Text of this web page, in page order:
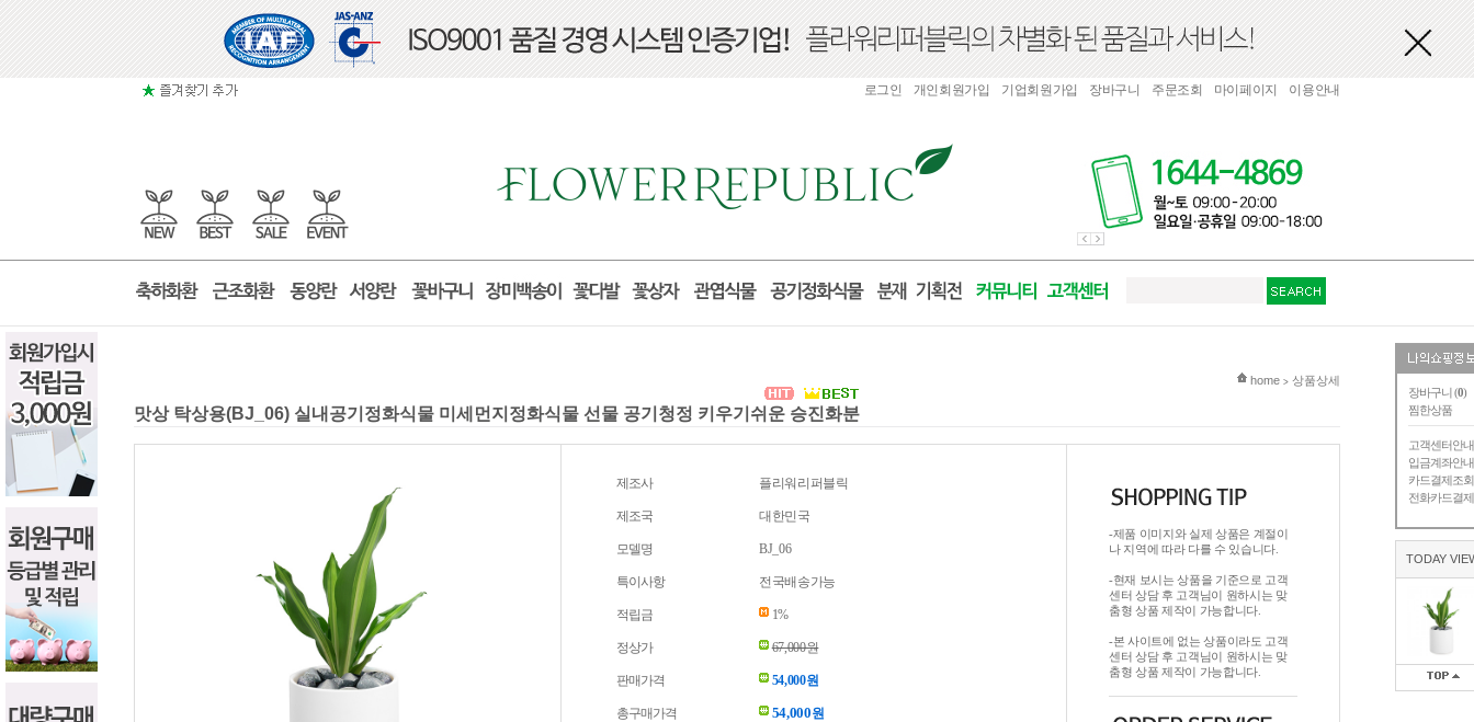
장바구니 (0)
찜한상품
고객센터안내
입금계좌안내
카드결제조회
전화카드결제
TODAY
로그인 개인회원가입 기업회원가입 장바구니 주문조회 마이페이지 이용안내
현재 위치
home > 상품상세
맛상 탁상용(BJ_06) 실내공기정화식물 미세먼지정화식물 선물 공기청정 키우기쉬운 승진화분
제조사 플리워리퍼블릭
제조국 대한민국
모델명 BJ_06
특이사항 전국배송가능
적립금 1%
정상가 67,000원
판매가격 54,000원
총구매가격 54,000원
-제품 이미지와 실제 상품은 계절이
나 지역에 따라 다를 수 있습니다.
-현재 보시는 상품을 기준으로 고객
센터 상담 후 고객님이 원하시는 맞
춤형 상품 제작이 가능합니다.
-본 사이트에 없는 상품이라도 고객
센터 상담 후 고객님이 원하시는 맞
춤형 상품 제작이 가능합니다.